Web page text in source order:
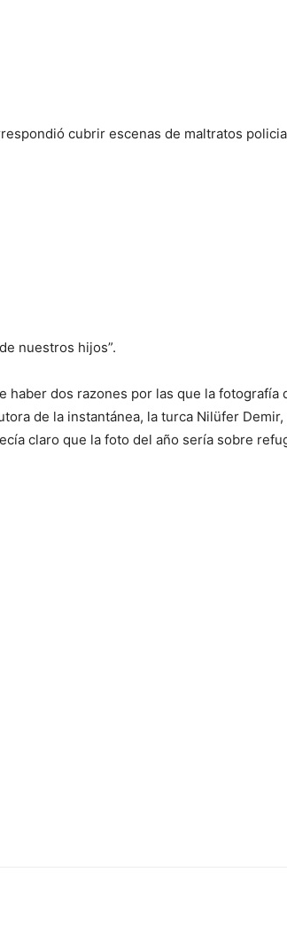
cubrir escenas de maltratos
nuestros hijos”.
haber dos razones por las que la fotografía
de la instantánea, la turca Nilüfer
claro que la foto del año sería sobre